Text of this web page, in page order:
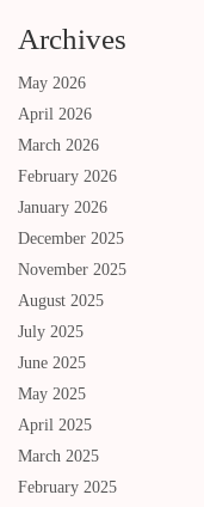
Archives
May 2026
April 2026
March 2026
February 2026
January 2026
December 2025
November 2025
August 2025
July 2025
June 2025
May 2025
April 2025
March 2025
February 2025